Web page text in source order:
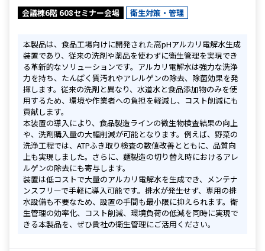
会議棟6階 608セミナー会場 衛生対策・管理
本製品は、食品工場向けに開発された高pHアルカリ電解水生成
装置であり、従来の洗剤や薬品を使わずに衛生管理を実現でき
る革新的なソリューションです。アルカリ電解水は強力な洗浄
力を持ち、たんぱく質汚れやアレルゲンの除去、除菌効果を発
揮します。従来の洗剤と異なり、水道水と食品添加物のみを使
用するため、環境や作業者への負担を軽減し、コスト削減にも
貢献します。
本装置の導入により、食品製造ラインの微生物検査結果の向上
や、洗剤購入量の大幅削減が可能となります。例えば、野菜の
洗浄工程では、ATPふき取り検査の数値改善とともに、品質向
上も実現しました。さらに、麺製造の切り替え時におけるアレ
ルゲンの除去にも寄与します。
装置は低コストで大量のアルカリ電解水を生成でき、メンテナ
ンスフリーで手軽に導入可能です。排水が発生せず、専用の排
水設備も不要なため、設置の手間も最小限に抑えられます。衛
生管理の効率化、コスト削減、環境負荷の低減を同時に実現で
きる本製品を、ぜひ貴社の衛生管理にご活用ください。